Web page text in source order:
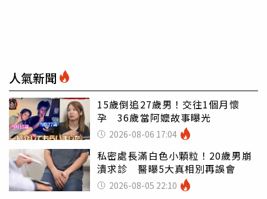
人氣新聞
15歲倒追27歲男！交往1個月懷
孕 36歲當阿嬤故事曝光
2026-08-06 17:04
私密處長滿白色小顆粒！20歲男崩
潰求診 醫曝5大真相別再誤會
2026-08-05 22:10